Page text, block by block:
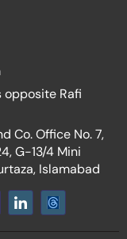
opposite Rafi
Co. Office No. 7,
G-13/4 Mini
Islamabad
I
c
n